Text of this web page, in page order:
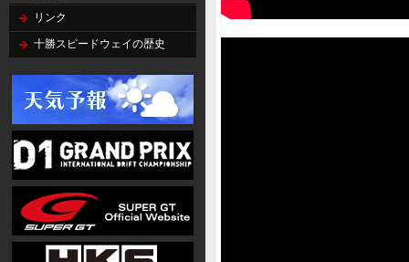
リンク
十勝スピードウェイの歴史